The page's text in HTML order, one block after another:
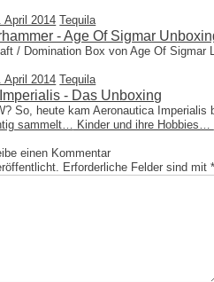
posted
in
April 2014 Tequila
- Age Of Sigmar
/ Domination Box von Age Of Sigmar
April 2014 Tequila
- Das Unboxing
So, heute kam Aeronautica Imperialis
sammelt… Kinder und ihre Hobbies…
einen Kommentar
Erforderliche Felder sind mit *